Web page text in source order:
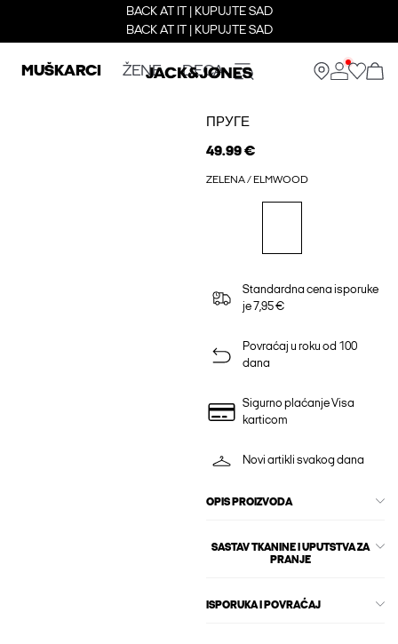
BACK AT IT | KUPUJTE SAD
BACK AT IT | KUPUJTE SAD
MUŠKARCI ŽENE DECA
ПРУГЕ
49.99 €
ZELENA / ELMWOOD
Standardna cena isporuke
je 7,95 €
Povraćaj u roku od 100
dana
Sigurno plaćanje Visa
karticom
Novi artikli svakog dana
OPIS PROIZVODA
SASTAV TKANINE I UPUTSTVA ZA
PRANJE
ISPORUKA I POVRAĆAJ